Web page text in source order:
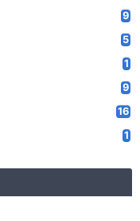
9
5
1
9
16
1